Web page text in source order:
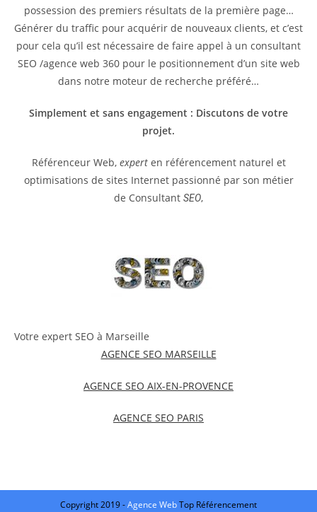
possession des premiers résultats de la première page…
Générer du traffic pour acquérir de nouveaux clients, et c’est
pour cela qu’il est nécessaire de faire appel à un consultant
SEO /agence web 360 pour le positionnement d’un site web
dans notre moteur de recherche préféré…
Simplement et sans engagement : Discutons de votre
projet.
Référenceur Web, experten référencement naturel et
optimisations de sites Internet passionné par son métier
de Consultant SEO,
Votre expert SEO à Marseille
AGENCE SEO MARSEILLE
AGENCE SEO AIX-EN-PROVENCE
AGENCE SEO PARIS
Copyright 2019 -Agence WebTop Référencement